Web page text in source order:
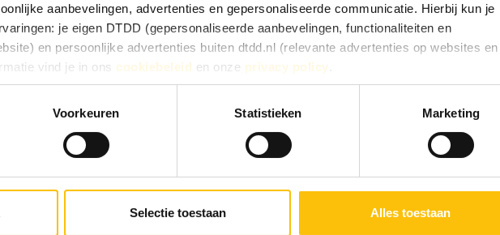
aanbevelingen, advertenties en gepersonaliseerde communicatie. Hierbij kun je
je eigen DTDD (gepersonaliseerde aanbevelingen, functionaliteiten en
en persoonlijke advertenties buiten dtdd.nl (relevante advertenties op websites en
vind je in ons cookiebeleid en onze privacy policy
goed, kies dan voor ‘Alles toestaan’. Via ‘Selectie toestaan’ kun je specifieker
doelen. Je kunt je keuze achteraf altijd aanpassen of intrekken via het
cookiebeleid
Voorkeuren Statistieken Marketing
Selectie toestaan Alles toestaan